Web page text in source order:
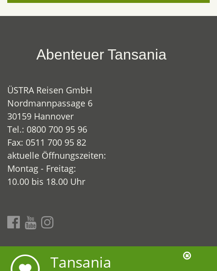
Tansania
Abenteuer Tansania
ÜSTRA Reisen GmbH
Nordmannpassage 6
30159 Hannover
Tel.: 0800 700 95 96
Fax: 0511 700 95 82
aktuelle Öffnungszeiten:
Montag - Freitag:
10.00 bis 18.00 Uhr
www.abenteuer-tansania.de
www.uestra-reisen.de